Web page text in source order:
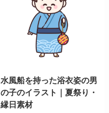
水風船を持った浴衣姿の男
の子のイラスト｜夏祭り・
縁日素材